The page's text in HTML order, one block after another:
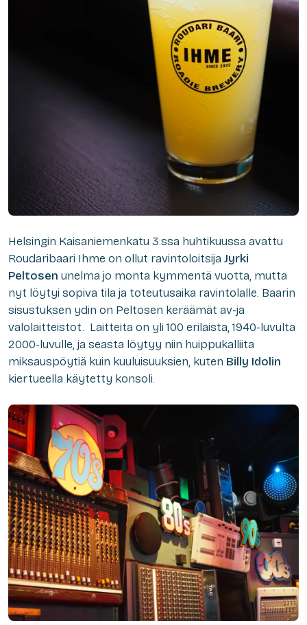
Helsingin Kaisaniemenkatu 3:ssa huhtikuussa avattu
Roudaribaari Ihme on ollut ravintoloitsija Jyrki
Peltosen unelma jo monta kymmentä vuotta, mutta
nyt löytyi sopiva tila ja toteutusaika ravintolalle. Baarin
sisustuksen ydin on Peltosen keräämät av-ja
valolaitteistot. Laitteita on yli 100 erilaista, 1940-luvulta
2000-luvulle, ja seasta löytyy niin huippukalliita
miksauspöytiä kuin kuuluisuuksien, kuten Billy Idolin
kiertueella käytetty konsoli.